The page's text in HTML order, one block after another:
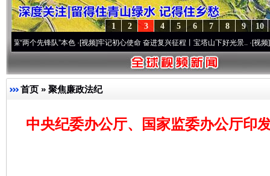
10
9
8
7
6
5
4
3
2
1
锋队”本色·[视频]牢记初心使命 奋进复兴征程丨宝塔山下好光景..·[视频]因党而生
首页 » 聚焦廉政法纪
中央纪委办公厅、国家监委办公厅印